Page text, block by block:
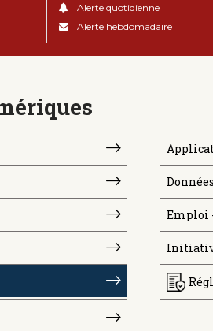
Alerte quotidienne
Alerte hebdomadaire
Emploi